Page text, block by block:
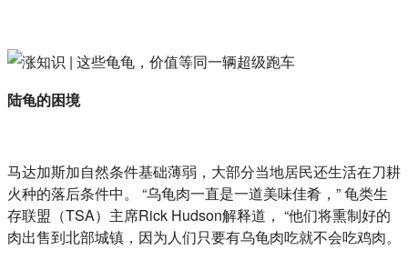
陆龟的困境
马达加斯加自然条件基础薄弱，大部分当地居民还生活在刀耕
火种的落后条件中。 “乌龟肉一直是一道美味佳肴，” 龟类生
存联盟（TSA）主席Rick Hudson解释道， “他们将熏制好的
肉出售到北部城镇，因为人们只要有乌龟肉吃就不会吃鸡肉。